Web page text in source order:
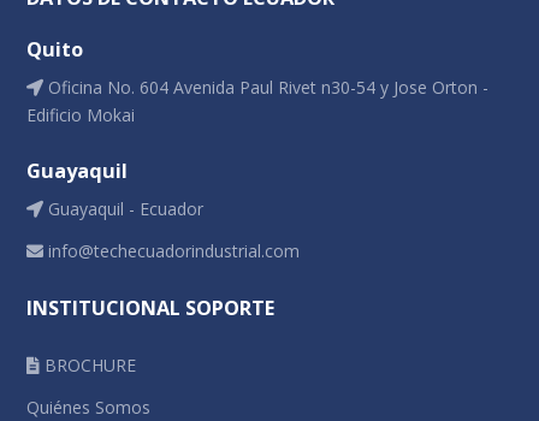
Quito
Oficina No. 604 Avenida Paul Rivet n30-54 y Jose Orton -
Edificio Mokai
Guayaquil
Guayaquil - Ecuador
info@techecuadorindustrial.com
INSTITUCIONAL SOPORTE
BROCHURE
Quiénes Somos